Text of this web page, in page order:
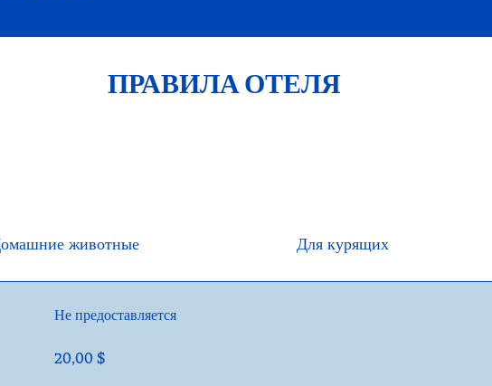
ПРАВИЛА ОТЕЛЯ
животные Для курящих
Не предоставляется
20,00 $